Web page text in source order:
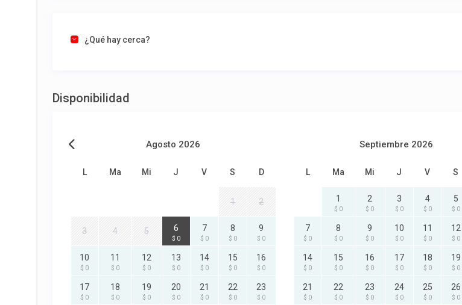
¿Qué hay cerca?
Disponibilidad
Agosto 2026
L Ma Mi J V S D
1 2
3 4 5 6
$ 0
7
$ 0
8
$ 0
9
$ 0
10
$ 0
11
$ 0
12
$ 0
13
$ 0
14
$ 0
15
$ 0
16
$ 0
17
$ 0
18
$ 0
19
$ 0
20
$ 0
21
$ 0
22
$ 0
23
$ 0
Septiembre 2026
L Ma Mi J V S
1
$ 0
2
$ 0
3
$ 0
4
$ 0
5
$ 0
7
$ 0
8
$ 0
9
$ 0
10
$ 0
11
$ 0
12
$ 0
14
$ 0
15
$ 0
16
$ 0
17
$ 0
18
$ 0
19
$ 0
21
$ 0
22
$ 0
23
$ 0
24
$ 0
25
$ 0
26
$ 0